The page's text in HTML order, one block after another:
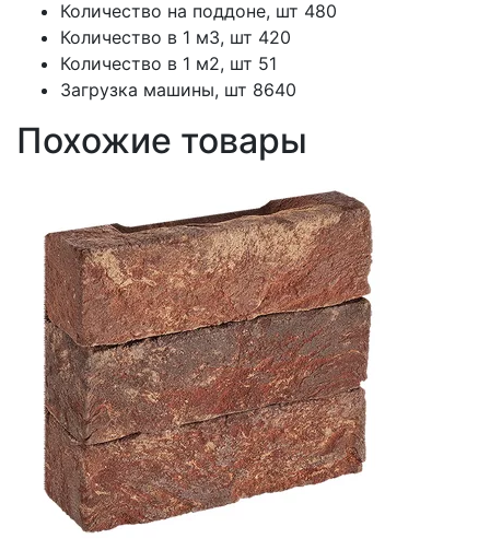
Количество на поддоне, шт 480
Количество в 1 м3, шт 420
Количество в 1 м2, шт 51
Загрузка машины, шт 8640
Похожие товары